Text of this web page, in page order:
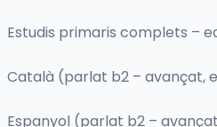
Estudis primaris complets –
Català (parlat b2 – avançat,
Espanyol (parlat b2 –